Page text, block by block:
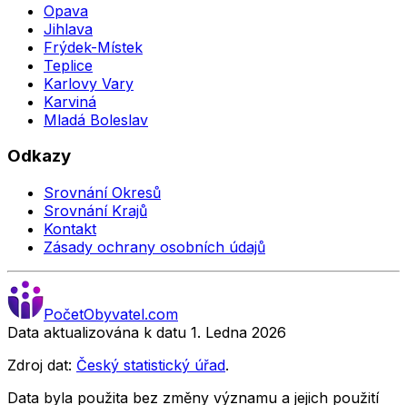
Opava
Jihlava
Frýdek-Místek
Teplice
Karlovy Vary
Karviná
Mladá Boleslav
Odkazy
Srovnání Okresů
Srovnání Krajů
Kontakt
Zásady ochrany osobních údajů
PočetObyvatel.com
Data aktualizována k datu 1. Ledna 2026
Zdroj dat: Český statistický úřad.
Data byla použita bez změny významu a jejich použití